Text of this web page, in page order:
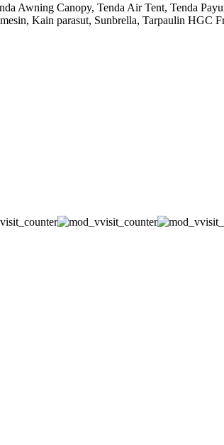
Awning Canopy, Tenda Air Tent, Tenda
Kain parasut, Sunbrella, Tarpaulin HGC